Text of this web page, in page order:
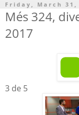
Friday, March 31,
Més 324,
2017
3 de 5